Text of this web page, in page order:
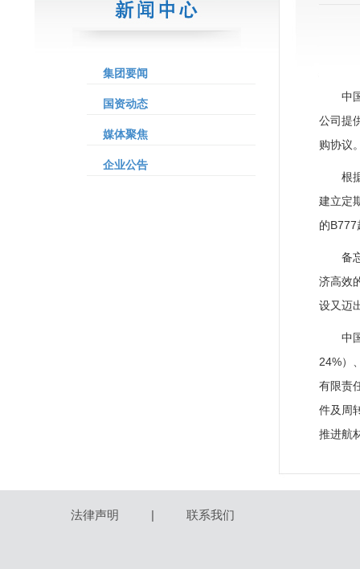
集团要闻
国资动态
媒体聚焦
企业公告
中
公司提
购协议
根
建立定
的B777
备
济高效
设又迈
中
24%）
有限责
件及周
推进航
法律声明 | 联系我们